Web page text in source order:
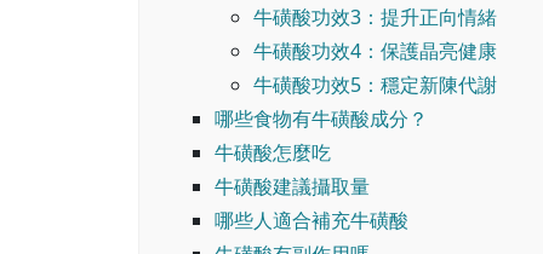
牛磺酸功效3：提升正向情緒
牛磺酸功效4：保護晶亮健康
牛磺酸功效5：穩定新陳代謝
哪些食物有牛磺酸成分？
牛磺酸怎麼吃
牛磺酸建議攝取量
哪些人適合補充牛磺酸